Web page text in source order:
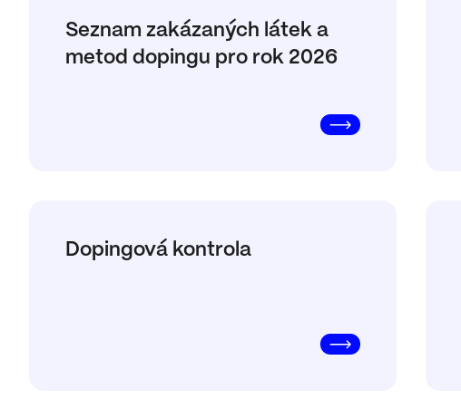
Seznam zakázaných látek a
metod dopingu pro rok 2026
Dopingová kontrola